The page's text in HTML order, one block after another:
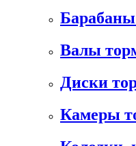
Валы
Диски
Камеры